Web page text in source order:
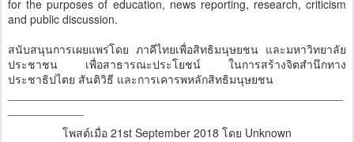
for the purposes of education, news reporting, research, criticism
and public discussion.
สนับสนุนการเผยแพร่โดย ภาคีไทยเพื่อสิทธิมนุษยชน และมหาวิทยาลัย
ประชาชน เพื่อสาธารณะประโยชน์ ในการสร้างจิตสำนึกทาง
ประชาธิปไตย สันติวิธี และการเคารพหลักสิทธิมนุษยชน
โพสต์เมื่อ 21st September 2018 โดย Unknown